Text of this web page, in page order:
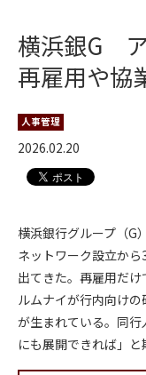
横浜銀G
再雇用や協
人事管理
2026.02.20
横浜銀行グループ（G
ネットワーク設立か
出てきた。再雇用だ
ルムナイが行内向け
が生まれている。同
にも展開できれば」と